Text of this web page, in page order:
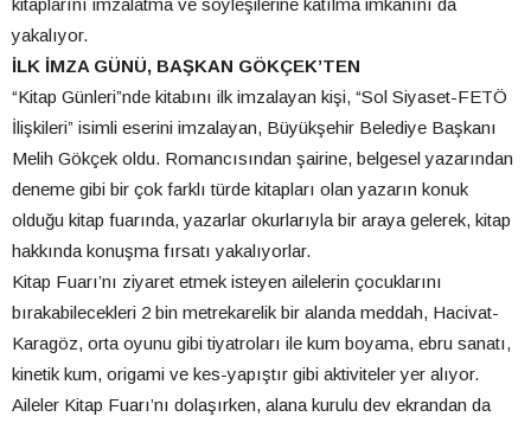
kitaplarını imzalatma ve söyleşilerine katılma imkanını da
yakalıyor.
İLK İMZA GÜNÜ, BAŞKAN GÖKÇEK’TEN
“Kitap Günleri”nde kitabını ilk imzalayan kişi, “Sol Siyaset-FETÖ
İlişkileri” isimli eserini imzalayan, Büyükşehir Belediye Başkanı
Melih Gökçek oldu. Romancısından şairine, belgesel yazarından
deneme gibi bir çok farklı türde kitapları olan yazarın konuk
olduğu kitap fuarında, yazarlar okurlarıyla bir araya gelerek, kitap
hakkında konuşma fırsatı yakalıyorlar.
Kitap Fuarı’nı ziyaret etmek isteyen ailelerin çocuklarını
bırakabilecekleri 2 bin metrekarelik bir alanda meddah, Hacivat-
Karagöz, orta oyunu gibi tiyatroları ile kum boyama, ebru sanatı,
kinetik kum, origami ve kes-yapıştır gibi aktiviteler yer alıyor.
Aileler Kitap Fuarı’nı dolaşırken, alana kurulu dev ekrandan da